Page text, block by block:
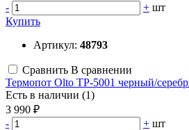
-
+ шт
Купить
Артикул: 48793
Сравнить В сравнении
Термопот Olto TP-5001 черный/
Есть в наличии (1)
3 990 ₽
-
+ шт